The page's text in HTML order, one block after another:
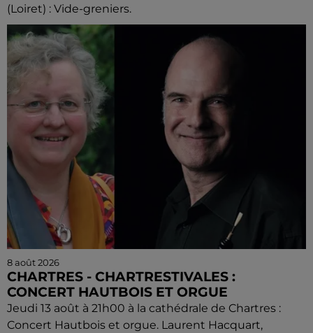
(Loiret) : Vide-greniers.
8 août 2026
CHARTRES - CHARTRESTIVALES :
CONCERT HAUTBOIS ET ORGUE
Jeudi 13 août à 21h00 à la cathédrale de Chartres :
Concert Hautbois et orgue. Laurent Hacquart,